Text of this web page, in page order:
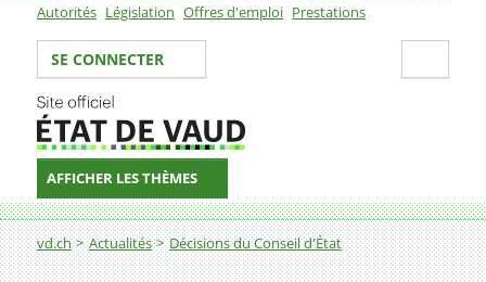
Sous-navigation
Autorités Législation Offres d'emploi Prestations
Votre identité
SE CONNECTER
AFFICHER LES THÈMES
Fil d'Ariane
vd.ch Actualités Décisions du Conseil d'État
Décision